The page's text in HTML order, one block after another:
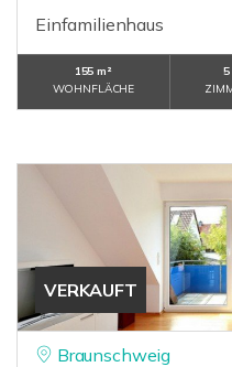
Einfamilienhaus
155 m²
WOHNFLÄCHE
5
VERKAUFT
Braunschweig